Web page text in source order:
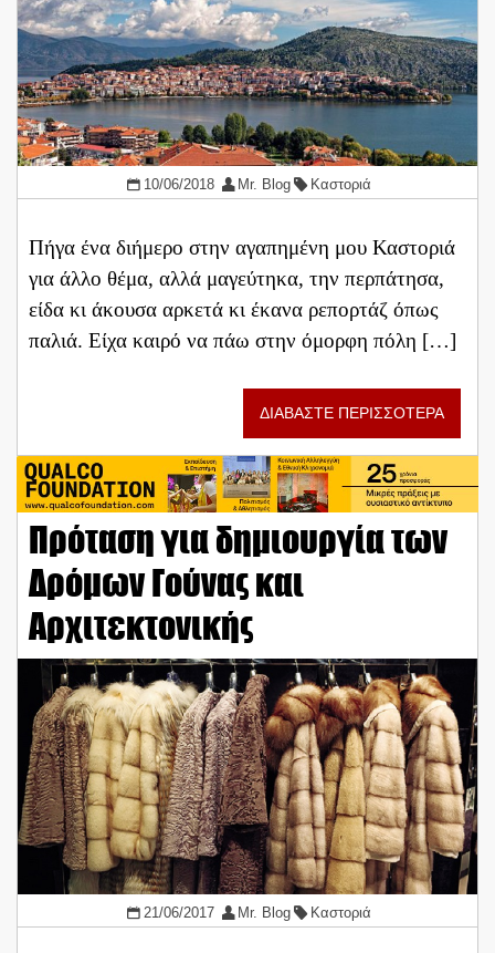
10/06/2018 Mr. Blog Καστοριά
Πήγα ένα διήμερο στην αγαπημένη μου Καστοριά
για άλλο θέμα, αλλά μαγεύτηκα, την περπάτησα,
είδα κι άκουσα αρκετά κι έκανα ρεπορτάζ όπως
παλιά. Είχα καιρό να πάω στην όμορφη πόλη […]
ΔΙΑΒΑΣΤΕ ΠΕΡΙΣΣΟΤΕΡΑ
Πρόταση για δημιουργία των
Δρόμων Γούνας και
Αρχιτεκτονικής
21/06/2017 Mr. Blog Καστοριά